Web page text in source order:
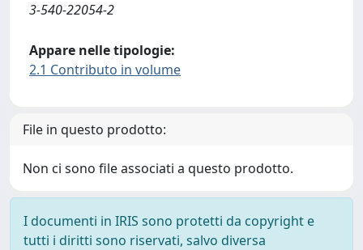
3-540-22054-2
Appare nelle tipologie:
2.1 Contributo in volume
File in questo prodotto:
Non ci sono file associati a questo prodotto.
I documenti in IRIS sono protetti da copyright e
tutti i diritti sono riservati, salvo diversa